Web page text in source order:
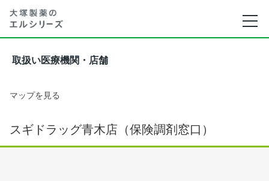
取扱い医療機関・店舗
マップを見る
スギドラッグ青木店（保険調剤窓口）